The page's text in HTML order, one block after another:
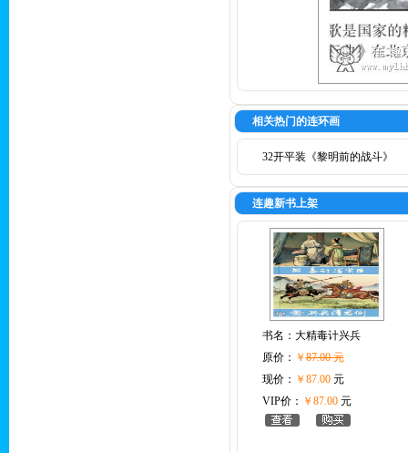
相关热门的连环画
32开平装《黎明前的战斗》
连趣新书上架
书名： 大精毒计兴兵
原价： ￥87.00 元
现价： ￥87.00元
VIP价： ￥87.00元